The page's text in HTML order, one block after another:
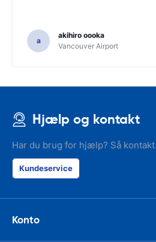
a
akihiro oooka
Vancouver Airport
Hjælp og kontakt
Har du brug for hjælp? Så
Kundeservice
Konto